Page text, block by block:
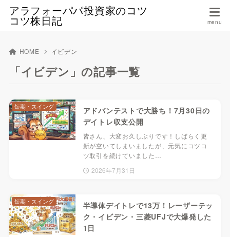
アラフォーパパ投資家のコツ
コツ株日記
HOME イビデン
「イビデン」の記事一覧
アドバンテストで大勝ち！7月30日の
デイトレ収支公開
皆さん、大変お久しぶりです！しばらく更
新が空いてしまいましたが、元気にコツコ
ツ取引を続けていました…
2026年7月31日
短期・スイング
半導体デイトレで13万！レーザーテッ
ク・イビデン・三菱UFJで大爆発した
1日
短期・スイング